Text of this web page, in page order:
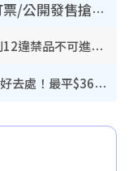
人夫集團｜Klook套票/優先訂票/公開發售搶飛攻略！附票價.購票連結.場地座位表
啟德體育園入場懶人包︱場地守則12違禁品不可進場准帶細水樽但全場禁樽蓋！應援牌有限制！
唱K推介2026︱全港13大卡啦OK好去處！最平$36起 日文K都有！(附地址+收費詳情)